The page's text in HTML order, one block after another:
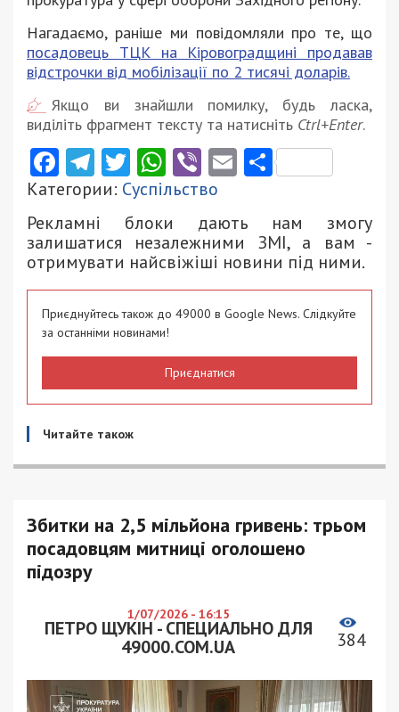
Нагадаємо, раніше ми повідомляли про те, що
посадовець ТЦК на Кіровоградщині продавав
відстрочки від мобілізації по 2 тисячі доларів.
Якщо ви знайшли помилку, будь ласка,
виділіть фрагмент тексту та натисніть Ctrl+Enter.
Facebook
Telegram
Twitter
WhatsApp
ViberEmail
Категории: Суспільство
Рекламні блоки дають нам змогу
залишатися незалежними ЗМІ, а вам -
отримувати найсвіжіші новини під ними.
Приєднуйтесь також до 49000 в Google News. Слідкуйте
за останніми новинами!
Приєднатися
Читайте також
Збитки на 2,5 мільйона гривень: трьом
посадовцям митниці оголошено
підозру
1/07/2026 - 16:15
ПЕТРО ЩУКІН - СПЕЦИАЛЬНО ДЛЯ
49000.COM.UA
384